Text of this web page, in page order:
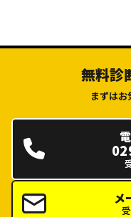
無料診
まずはお
メ